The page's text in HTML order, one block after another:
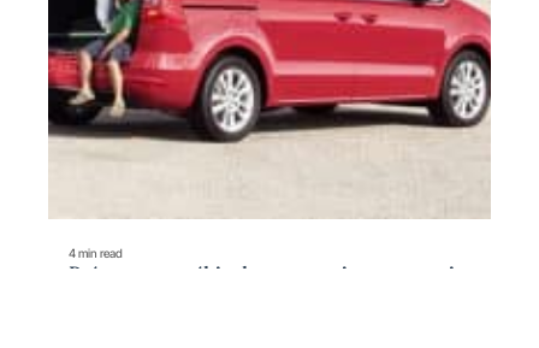
4 min read
Préparer son véhicule et son trajet pour partir